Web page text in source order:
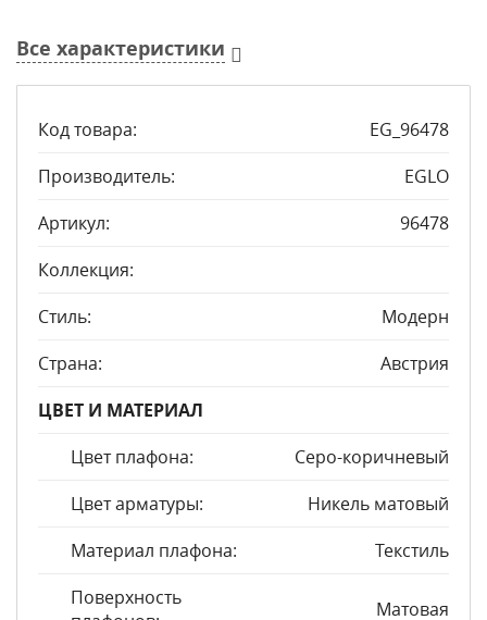
Все характеристики
Код товара:
EG_96478
Производитель:
EGLO
Артикул:
96478
Коллекция:
Стиль:
Модерн
Страна:
Австрия
ЦВЕТ И МАТЕРИАЛ
Цвет плафона:
Серо-коричневый
Цвет арматуры:
Никель матовый
Материал плафона:
Текстиль
Поверхность
Матовая